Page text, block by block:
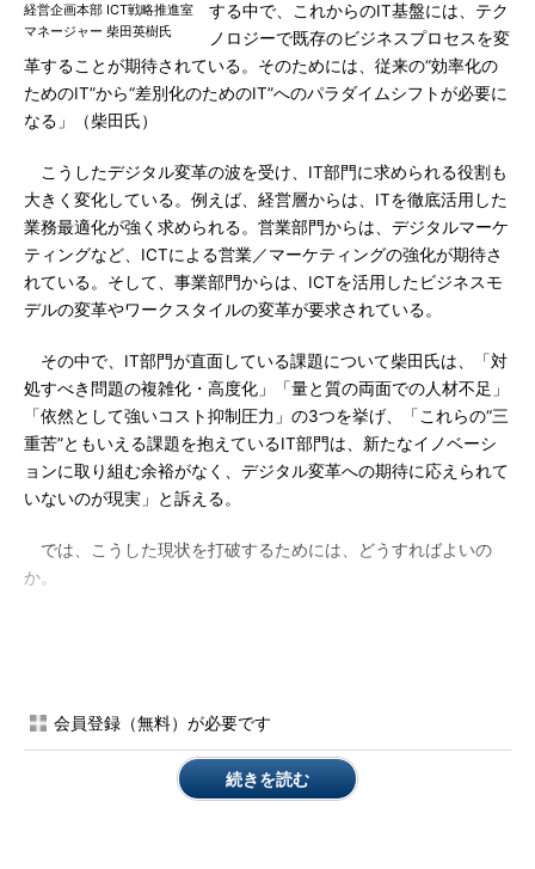
経営企画本部 ICT戦略推進室
マネージャー 柴田英樹氏
する中で、これからのIT基盤には、テク
ノロジーで既存のビジネスプロセスを変
革することが期待されている。そのためには、従来の“効率化の
ためのIT”から“差別化のためのIT”へのパラダイムシフトが必要に
なる」（柴田氏）
こうしたデジタル変革の波を受け、IT部門に求められる役割も
大きく変化している。例えば、経営層からは、ITを徹底活用した
業務最適化が強く求められる。営業部門からは、デジタルマーケ
ティングなど、ICTによる営業／マーケティングの強化が期待さ
れている。そして、事業部門からは、ICTを活用したビジネスモ
デルの変革やワークスタイルの変革が要求されている。
その中で、IT部門が直面している課題について柴田氏は、「対
処すべき問題の複雑化・高度化」「量と質の両面での人材不足」
「依然として強いコスト抑制圧力」の3つを挙げ、「これらの“三
重苦”ともいえる課題を抱えているIT部門は、新たなイノベーシ
ョンに取り組む余裕がなく、デジタル変革への期待に応えられて
いないのが現実」と訴える。
では、こうした現状を打破するためには、どうすればよいの
か。
タル技術を駆使して新たな価値を創造していける力を持ったIT人
材を育成することが重要になる。その上で、IT人材を適材適所に
配置し、デジタル変革に対してスピード感を持って取り組んでい
くことで、経営層にその存在意義をアピールできるはずだ」との
会員登録（無料）が必要です
続きを読む